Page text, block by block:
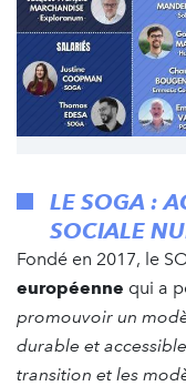
LE SOGA :
SOCIALE
Fondé en 2017, le
européenne qui a
promouvoir un
durable et
transition et les